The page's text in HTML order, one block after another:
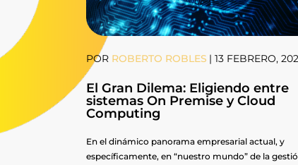
POR ROBERTO ROBLES | 13 FEBRERO,
El Gran Dilema: Eligiendo entre
sistemas On Premise y Cloud
Computing
En el dinámico panorama empresarial actual, y
específicamente, en “nuestro mundo” de la